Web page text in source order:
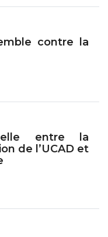
contre la
entre la
de l’UCAD et